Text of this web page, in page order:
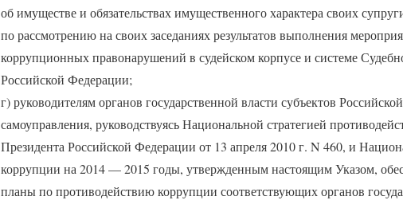
об имуществе и обязательствах имущественного характера своих
по рассмотрению на своих заседаниях результатов выполнения
коррупционных правонарушений в судейском корпусе и системе
Российской Федерации;
г) руководителям органов государственной власти субъектов
самоуправления, руководствуясь Национальной стратегией
Президента Российской Федерации от 13 апреля 2010 г. N 460, и
коррупции на 2014 — 2015 годы, утвержденным настоящим Указом,
планы по противодействию коррупции соответствующих органов